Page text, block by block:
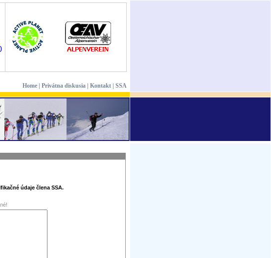
Home Privátna diskusia Kontakt SSA
údaje člena SSA.